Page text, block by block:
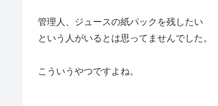
管理人、ジュースの紙パックを残したい
という人がいるとは思ってませんでした。
こういうやつですよね。